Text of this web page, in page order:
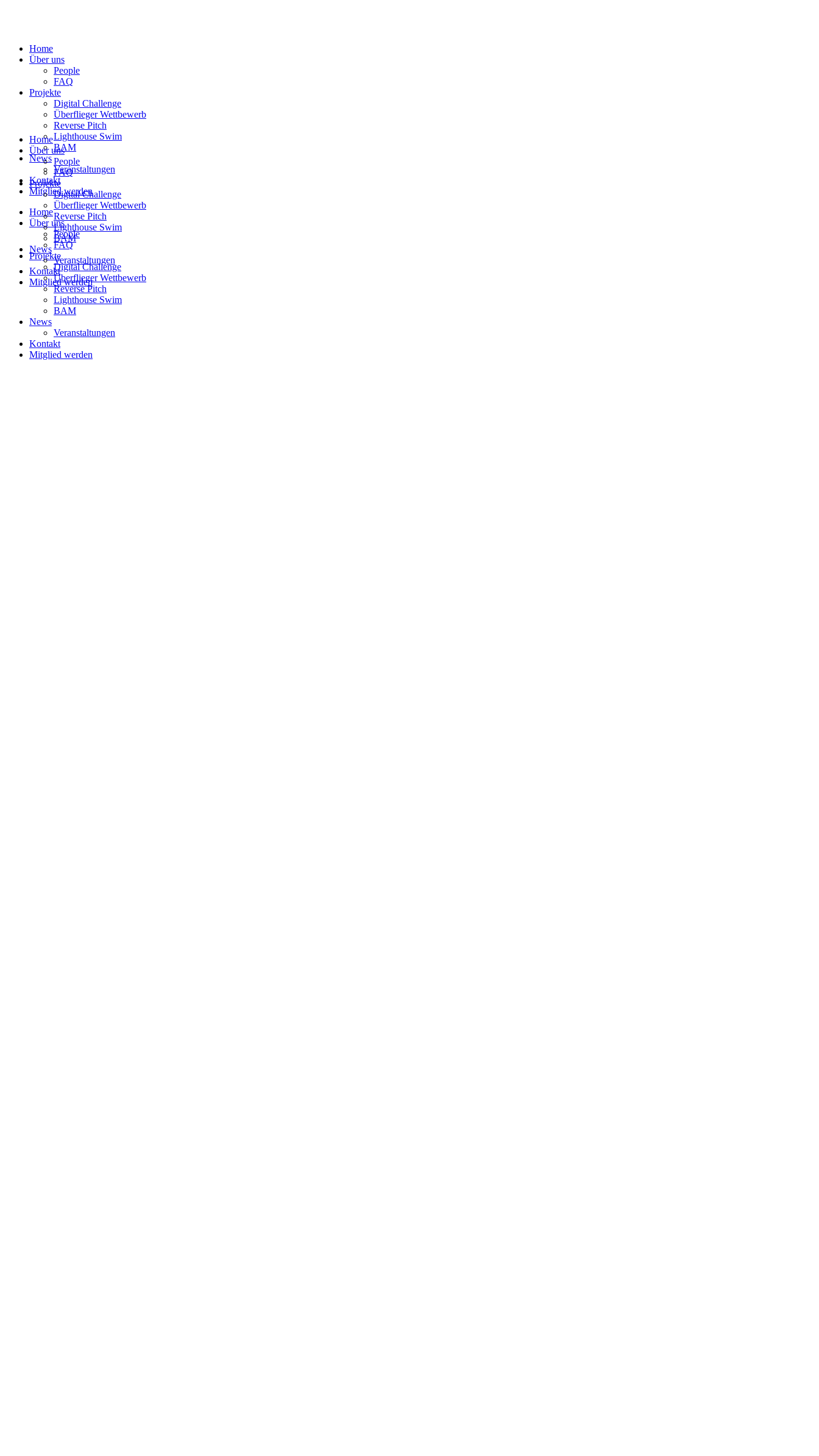
Home
Über uns
People
FAQ
Projekte
Digital Challenge
Überflieger Wettbewerb
Reverse Pitch
Lighthouse Swim
BAM
News
Veranstaltungen
Kontakt
Mitglied werden
Home
Über uns
People
FAQ
Projekte
Digital Challenge
Überflieger Wettbewerb
Reverse Pitch
Lighthouse Swim
BAM
News
Veranstaltungen
Kontakt
Mitglied werden
Home
Über uns
People
FAQ
Projekte
Digital Challenge
Überflieger Wettbewerb
Reverse Pitch
Lighthouse Swim
BAM
News
Veranstaltungen
Kontakt
Mitglied werden